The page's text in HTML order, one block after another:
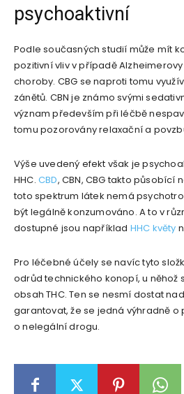
psychoaktivní
Podle současných studií může mít
pozitivní vliv v případě
choroby. CBG se naproti tomu
zánětů. CBN je známo svými
význam především při léčbě
tomu pozorovány relaxační a
Výše uvedený efekt však je
HHC. CBD, CBN, CBG takto působící
toto spektrum látek nemá
být legálně konzumováno. A to v
dostupné jsou například HHC květy
Pro léčebné účely se navíc tyto
odrůd technického konopí, u něhož
obsah THC. Ten se nesmí dostat
garantovat, že se jedná výhradně o
o nelegální drogu.